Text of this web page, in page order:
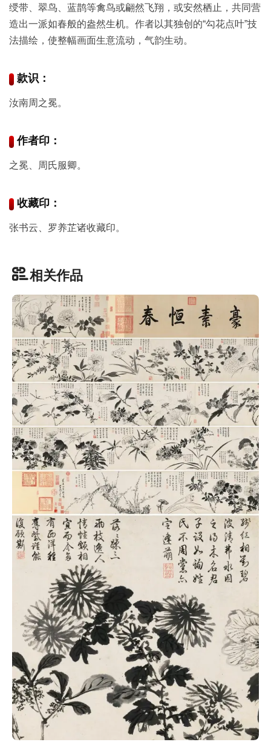
绶带、翠鸟、蓝鹊等禽鸟或翩然飞翔，或安然栖止，共同营
造出一派如春般的盎然生机。作者以其独创的“勾花点叶”技
法描绘，使整幅画面生意流动，气韵生动。
款识：
汝南周之冕。
作者印：
之冕、周氏服卿。
收藏印：
张书云、罗养芷诸收藏印。
相关作品
高
清
水
水
画
描
|
素
家
艺
术
品
图
库
Artwork
铜
器
陶
瓷
雕
刻
玉
器
漆
器
珐
琅